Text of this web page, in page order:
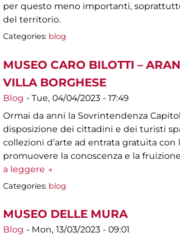
per questo meno importanti,
del territorio.
Categories: blog
MUSEO CARO BILOTTI –
VILLA BORGHESE
Blog - Tue, 04/04/2023 - 17:49
Ormai da anni la Sovrintendenza
disposizione dei cittadini e dei turisti
collezioni d’arte ad entrata gratuita con
promuovere la conoscenza e la
a leggere →
Categories: blog
MUSEO DELLE MURA
Blog - Mon, 13/03/2023 - 09:01